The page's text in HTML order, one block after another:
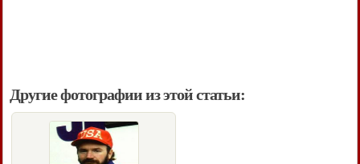
Другие фотографии из этой статьи: